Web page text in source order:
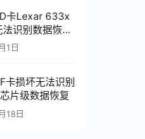
卡Lexar 633x
识别数据恢复
1日
卡损坏无法识别
片级数据恢复
18日